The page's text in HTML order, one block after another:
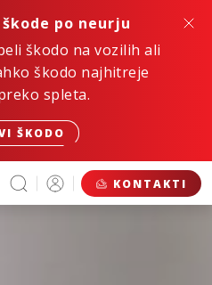
po neurju
škodo na vozilih ali
škodo najhitreje
spleta.
ŠKODO
KONTAKTI